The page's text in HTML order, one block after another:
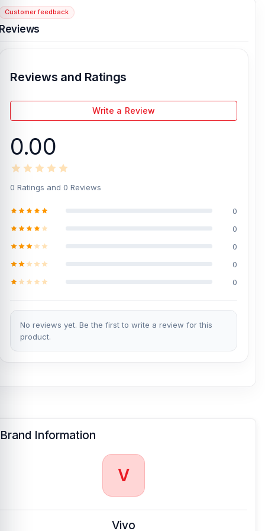
vc_column][/vc_row]
Customer feedback
Reviews and Ratings
Write a Review
0.00
0 Ratings and 0 Reviews
0
0
0
0
0
No reviews yet. Be the first to write a review for this
product.
Brand Information
V
Vivo